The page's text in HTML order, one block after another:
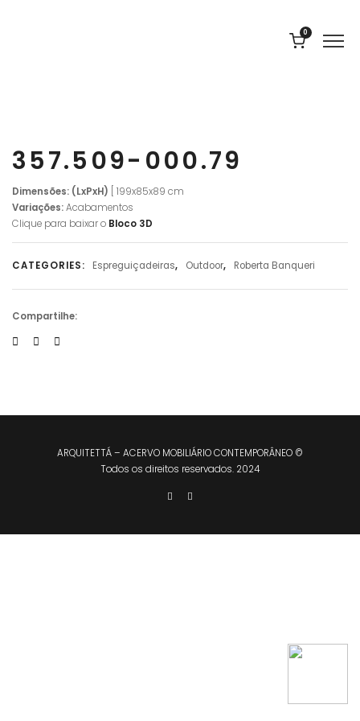
0
357.509-000.79
Dimensões: (LxPxH)
[ 199x85x89 cm
Variações:Acabamentos
Clique para baixar o Bloco 3D
CATEGORIES: Espreguiçadeiras, Outdoor, Roberta Banqueri
Compartilhe:
ARQUITETTÁ – ACERVO MOBILIÁRIO CONTEMPORÂNEO ©
Todos os direitos reservados. 2024